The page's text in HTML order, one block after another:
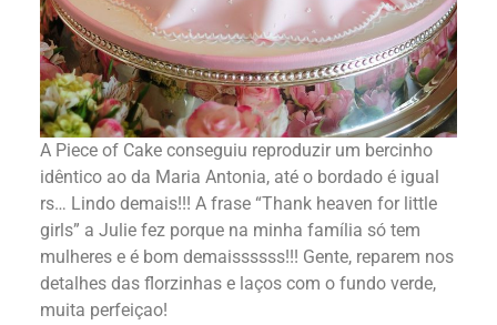
A Piece of Cake conseguiu reproduzir um bercinho
idêntico ao da Maria Antonia, até o bordado é igual
rs… Lindo demais!!! A frase “Thank heaven for little
girls” a Julie fez porque na minha família só tem
mulheres e é bom demaissssss!!! Gente, reparem nos
detalhes das florzinhas e laços com o fundo verde,
muita perfeiçao!